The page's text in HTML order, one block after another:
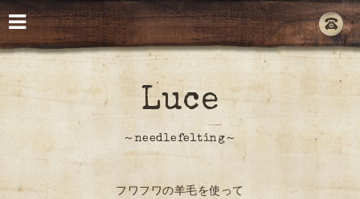
Luce
～needlefelting～
フワフワの羊毛を使って